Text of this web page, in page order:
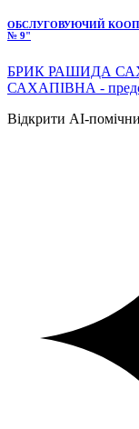
ОБСЛУГОВУЮЧИЙ
№ 9"
БРИК РАШИДА
САХАПІВНА -
Відкрити AI-